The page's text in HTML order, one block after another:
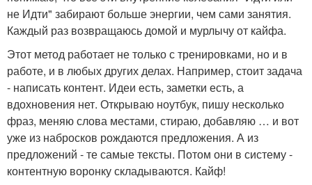
не Идти" забирают больше энергии, чем сами занятия.
Каждый раз возвращаюсь домой и мурлычу от кайфа.
Этот метод работает не только с тренировками, но и в
работе, и в любых других делах. Например, стоит задача
- написать контент. Идеи есть, заметки есть, а
вдохновения нет. Открываю ноутбук, пишу несколько
фраз, меняю слова местами, стираю, добавляю … и вот
уже из набросков рождаются предложения. А из
предложений - те самые тексты. Потом они в систему -
контентную воронку складываются. Кайф!